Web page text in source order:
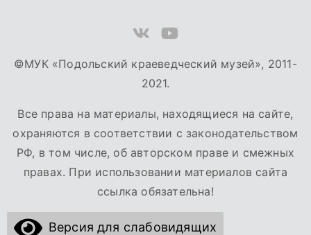
©МУК «Подольский краеведческий музей», 2011-
2021.
Все права на материалы, находящиеся на сайте,
охраняются в соответствии с законодательством
РФ, в том числе, об авторском праве и смежных
правах. При использовании материалов сайта
ссылка обязательна!
Версия для слабовидящих